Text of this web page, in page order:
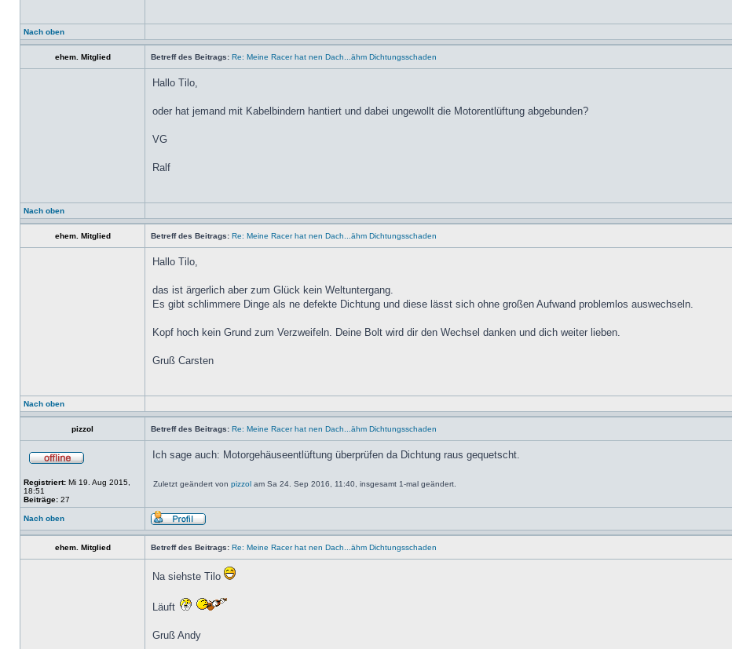
Nach oben
ehem. Mitglied Betreff des Beitrags: Re: Meine Racer hat nen Dach...ähm Dichtungsschaden
Hallo Tilo,
oder hat jemand mit Kabelbindern hantiert und dabei ungewollt die Motorentlüftung abgebunden?
VG
Ralf
Nach oben
ehem. Mitglied Betreff des Beitrags: Re: Meine Racer hat nen Dach...ähm Dichtungsschaden
Hallo Tilo,
das ist ärgerlich aber zum Glück kein Weltuntergang.
Es gibt schlimmere Dinge als ne defekte Dichtung und diese lässt sich ohne großen Aufwand problemlos auswechseln.
Kopf hoch kein Grund zum Verzweifeln. Deine Bolt wird dir den Wechsel danken und dich weiter lieben.
Gruß Carsten
Nach oben
pizzol Betreff des Beitrags: Re: Meine Racer hat nen Dach...ähm Dichtungsschaden
Registriert: Mi 19. Aug 2015,
18:51
Beiträge: 27
Ich sage auch: Motorgehäuseentlüftung überprüfen da Dichtung raus gequetscht.
Zuletzt geändert von pizzol am Sa 24. Sep 2016, 11:40, insgesamt 1-mal geändert.
Nach oben
ehem. Mitglied Betreff des Beitrags: Re: Meine Racer hat nen Dach...ähm Dichtungsschaden
Na siehste Tilo
Läuft
Gruß Andy